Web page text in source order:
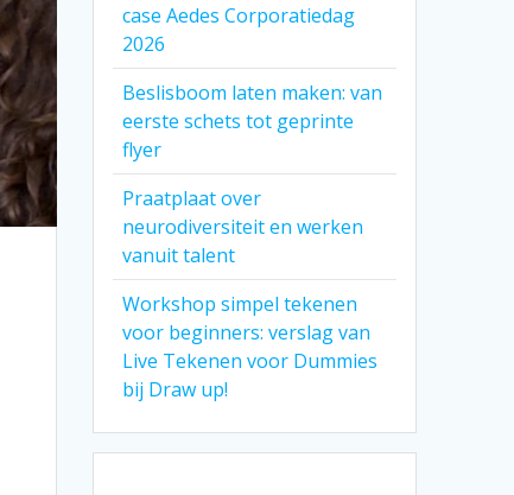
case Aedes Corporatiedag
2026
Beslisboom laten maken: van
eerste schets tot geprinte
flyer
Praatplaat over
neurodiversiteit en werken
vanuit talent
Workshop simpel tekenen
voor beginners: verslag van
Live Tekenen voor Dummies
bij Draw up!